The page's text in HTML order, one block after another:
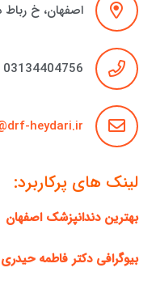
اصفهان، خ رباط
03134404756 – 09138299023
heydari.ir
لینک های پرکاربرد:
بهترین دندانپزشک اصفهان
بیوگرافی دکتر فاطمه حیدری